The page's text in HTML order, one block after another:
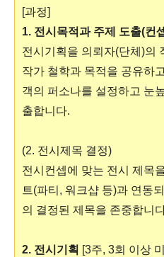
[과정]
1. 전시목적과 주제 도출(컨
전시기획을 의뢰자(단체)의
작가 철학과 목적을 공유하
객의 퍼소나를 설정하고 눈
출합니다.
(2. 전시제목 결정)
전시컨셉에 맞는 전시 제목
트(파티, 워크샵 등)과 연동
의 결정된 제목을 존중합니
2. 전시기획 [3주, 3회 이상